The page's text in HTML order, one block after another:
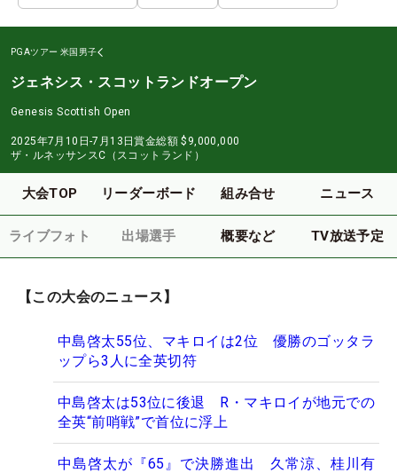
PGAツアー 米国男子
ジェネシス・スコットランドオープン
Genesis Scottish Open
2025年7月10日-7月13日賞金総額 $9,000,000
ザ・ルネッサンスC（スコットランド）
大会TOP リーダーボード 組み合せ ニュース
ライブフォト 出場選手 概要など TV放送予定
【この大会のニュース】
中島啓太55位、マキロイは2位 優勝のゴッタラ
ップら3人に全英切符
中島啓太は53位に後退 R・マキロイが地元での
全英“前哨戦”で首位に浮上
中島啓太が『65』で決勝進出 久常涼、桂川有